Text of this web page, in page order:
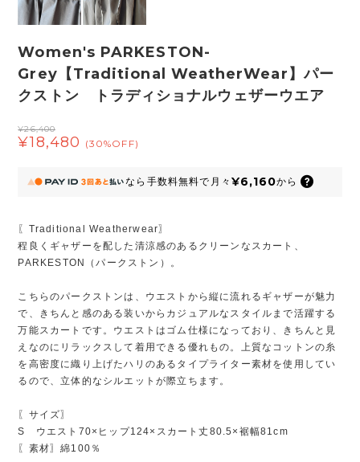
Women's PARKESTON-
Grey【Traditional WeatherWear】パー
クストン トラディショナルウェザーウエア
¥26,400
¥18,480 (30%OFF)
なら 手数料無料で 月々 ¥6,160から
〖Traditional Weatherwear〗
程良くギャザーを配した清涼感のあるクリーンなスカート、
PARKESTON（パークストン）。
こちらのパークストンは、ウエストから縦に流れるギャザーが魅力
で、きちんと感のある装いからカジュアルなスタイルまで活躍する
万能スカートです。ウエストはゴム仕様になっており、きちんと見
えなのにリラックスして着用できる優れもの。上質なコットンの糸
を高密度に織り上げたハリのあるタイプライター素材を使用してい
るので、立体的なシルエットが際立ちます。
〖サイズ〗
S ウエスト70×ヒップ124×スカート丈80.5×裾幅81cm
〖素材〗綿100％